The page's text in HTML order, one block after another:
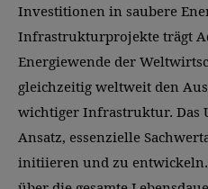
Investitionen in saubere
Infrastrukturprojekte trägt
Energiewende der
gleichzeitig weltweit den
wichtiger Infrastruktur. Das
Ansatz, essenzielle
initiieren und zu